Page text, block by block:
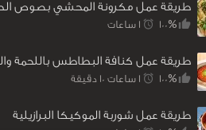
طريقة عمل مكرونة المحشي بصوص
100% 1 ساعات
طريقة عمل كنافة البطاطس باللحمة
100% 1 ساعات 10 ‎دقيقة
طريقة عمل شوربة الموكيكا البرازيلية